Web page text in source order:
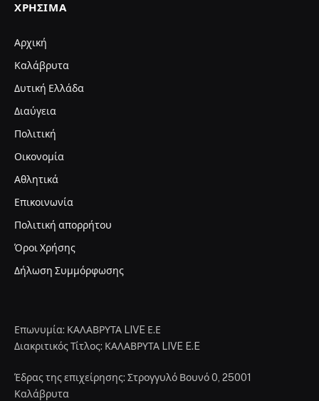
ΧΡΉΣΙΜΑ
Αρχική
Καλάβρυτα
Δυτική Ελλάδα
Διαύγεια
Πολιτική
Οικονομία
Αθλητικά
Επικοινωνία
Πολιτική απορρήτου
Όροι Χρήσης
Δήλωση Συμμόρφωσης
Επωνυμία: ΚΑΛΑΒΡΥΤΑ LIVE Ε.Ε
Διακριτικός Τίτλος: ΚΑΛΑΒΡΥΤΑ LIVE E.E
Έδρας της επιχείρησης: Στρογγυλό Βουνό 0, 25001
Καλάβρυτα